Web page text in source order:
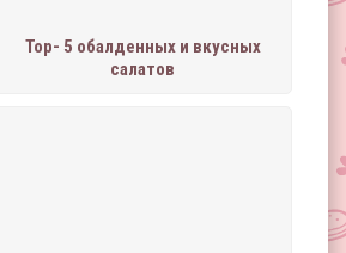
Тор- 5 обалденных и вкусных
салатов